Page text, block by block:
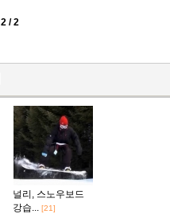
2 / 2
널리, 스노우보드
강습... [21]